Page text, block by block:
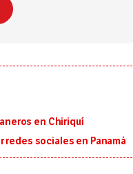
en Chiriquí
sociales en Panamá
provocando una